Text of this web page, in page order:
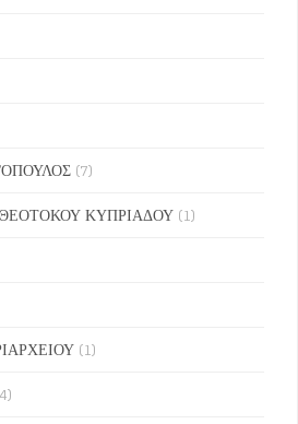
(7)
ΚΥΠΡΙΑΔΟΥ (1)
(1)